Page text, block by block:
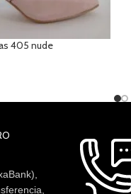
405 nude